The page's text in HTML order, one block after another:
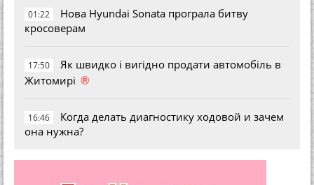
01:22
Нова Hyundai Sonata програла битву
кросоверам
17:50
Як швидко і вигідно продати автомобіль в
Житомирі ®
16:46
Когда делать диагностику ходовой и зачем
она нужна?